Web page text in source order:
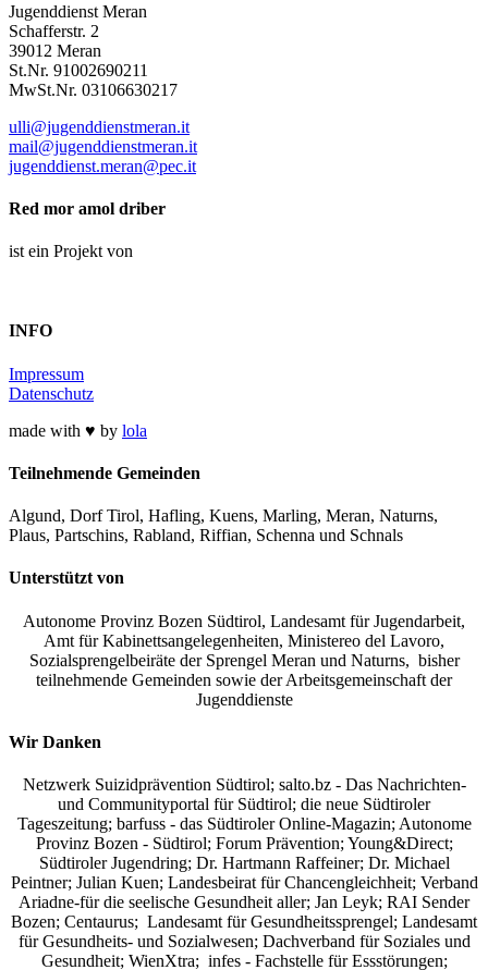
Jugenddienst Meran
Schafferstr. 2
39012 Meran
St.Nr. 91002690211
MwSt.Nr. 03106630217
ulli@jugenddienstmeran.it
mail@jugenddienstmeran.it
jugenddienst.meran@pec.it
Red mor amol driber
ist ein Projekt von
INFO
Impressum
Datenschutz
made with ♥ by lola
Teilnehmende Gemeinden
Algund, Dorf Tirol, Hafling, Kuens, Marling, Meran, Naturns,
Plaus, Partschins, Rabland, Riffian, Schenna und Schnals
Unterstützt von
Autonome Provinz Bozen Südtirol, Landesamt für Jugendarbeit,
Amt für Kabinettsangelegenheiten, Ministereo del Lavoro,
Sozialsprengelbeiräte der Sprengel Meran und Naturns, bisher
teilnehmende Gemeinden sowie der Arbeitsgemeinschaft der
Jugenddienste
Wir Danken
Netzwerk Suizidprävention Südtirol; salto.bz - Das Nachrichten-
und Communityportal für Südtirol; die neue Südtiroler
Tageszeitung; barfuss - das Südtiroler Online-Magazin; Autonome
Provinz Bozen - Südtirol; Forum Prävention; Young&Direct;
Südtiroler Jugendring; Dr. Hartmann Raffeiner; Dr. Michael
Peintner; Julian Kuen; Landesbeirat für Chancengleichheit; Verband
Ariadne-für die seelische Gesundheit aller; Jan Leyk; RAI Sender
Bozen; Centaurus; Landesamt für Gesundheitssprengel; Landesamt
für Gesundheits- und Sozialwesen; Dachverband für Soziales und
Gesundheit; WienXtra; infes - Fachstelle für Essstörungen;